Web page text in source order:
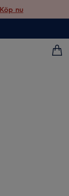
Köp nu